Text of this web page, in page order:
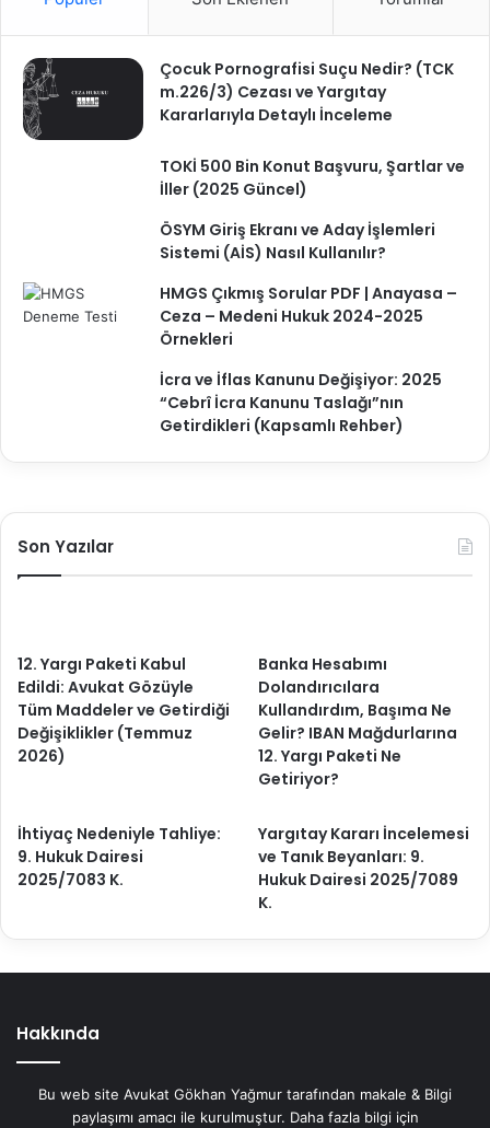
K
Çocuk Pornografisi Suçu Nedir? (TCK
m.226/3) Cezası ve Yargıtay
Kararlarıyla Detaylı İnceleme
TOKİ 500 Bin Konut Başvuru, Şartlar ve
İller (2025 Güncel)
ÖSYM Giriş Ekranı ve Aday İşlemleri
Sistemi (AİS) Nasıl Kullanılır?
HMGS Çıkmış Sorular PDF | Anayasa –
Ceza – Medeni Hukuk 2024-2025
Örnekleri
İcra ve İflas Kanunu Değişiyor: 2025
“Cebrî İcra Kanunu Taslağı”nın
Getirdikleri (Kapsamlı Rehber)
Son Yazılar
12. Yargı Paketi Kabul
Edildi: Avukat Gözüyle
Tüm Maddeler ve Getirdiği
Değişiklikler (Temmuz
2026)
Banka Hesabımı
Dolandırıcılara
Kullandırdım, Başıma Ne
Gelir? IBAN Mağdurlarına
12. Yargı Paketi Ne
Getiriyor?
İhtiyaç Nedeniyle Tahliye:
9. Hukuk Dairesi
2025/7083 K.
Yargıtay Kararı İncelemesi
ve Tanık Beyanları: 9.
Hukuk Dairesi 2025/7089
K.
Hakkında
Bu web site Avukat Gökhan Yağmur tarafından makale & Bilgi
paylaşımı amacı ile kurulmuştur. Daha fazla bilgi için